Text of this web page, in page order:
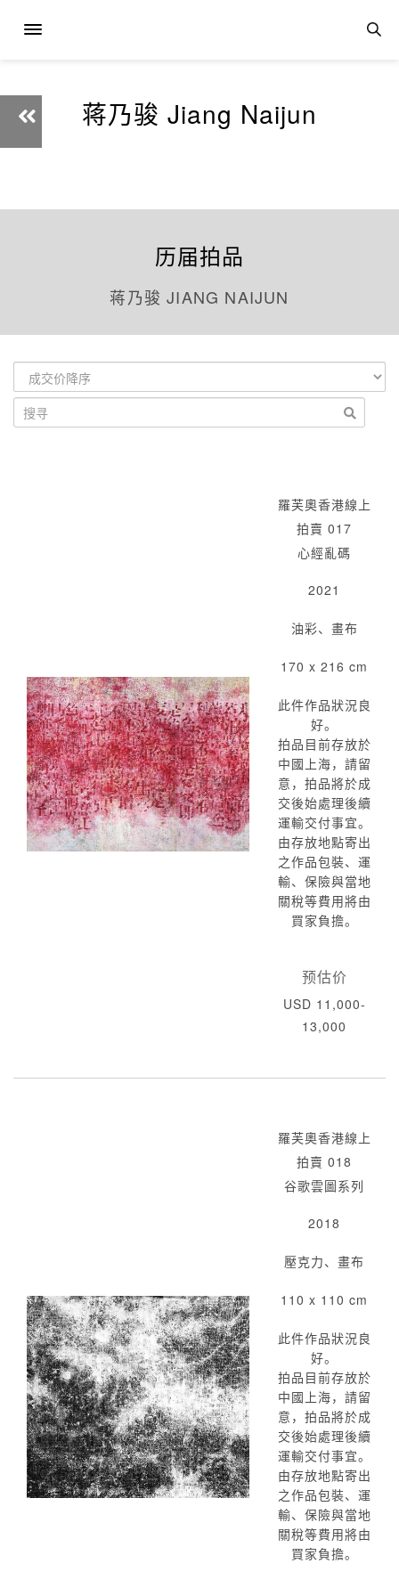
蒋乃骏 Jiang Naijun
历届拍品
蒋乃骏 JIANG NAIJUN
羅芙奧香港線上
拍賣 017
心經亂碼
2021
油彩、畫布
170 x 216 cm
此件作品狀況良
好。
拍品目前存放於
中國上海，請留
意，拍品將於成
交後始處理後續
運輸交付事宜。
由存放地點寄出
之作品包裝、運
輸、保險與當地
關稅等費用將由
買家負擔。
预估价
USD 11,000-
13,000
羅芙奧香港線上
拍賣 018
谷歌雲圖系列
2018
壓克力、畫布
110 x 110 cm
此件作品狀況良
好。
拍品目前存放於
中國上海，請留
意，拍品將於成
交後始處理後續
運輸交付事宜。
由存放地點寄出
之作品包裝、運
輸、保險與當地
關稅等費用將由
買家負擔。